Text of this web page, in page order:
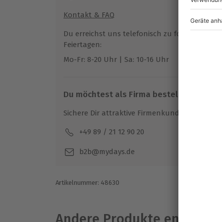
Gutschein gültig für 1 Person
Gruppengröße: 2-6 Personen
Kontakt & FAQ
Du erreichst uns telefonisch zu folgenden
Feiertagen:
Mo-Fr: 8-20 Uhr | Sa: 10-16 Uhr
Du möchtest als Firma bestellen?
Sichere Dir attraktive Firmenkunden Vorteile.
+49 89 / 21 12 90 20
b2b@mydays.de
Artikelnummer: 48630